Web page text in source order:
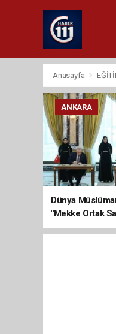
Anasayfa
ANKARA
Dünya
"Mekke Ortak
destek